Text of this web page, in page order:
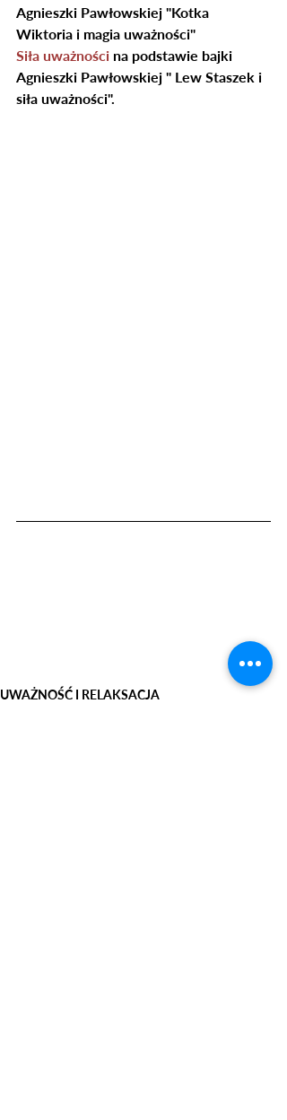
Agnieszki Pawłowskiej "Kotka
Wiktoria i magia uważności"
Siła uważności na podstawie bajki
Agnieszki Pawłowskiej " Lew Staszek i
siła uważności".
UWAŻNOŚĆ I RELAKSACJA